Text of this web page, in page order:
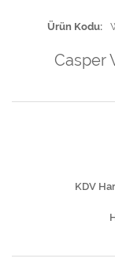
Ürün Kodu
Casper
KDV